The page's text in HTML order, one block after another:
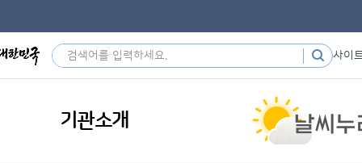
사이
기관소개